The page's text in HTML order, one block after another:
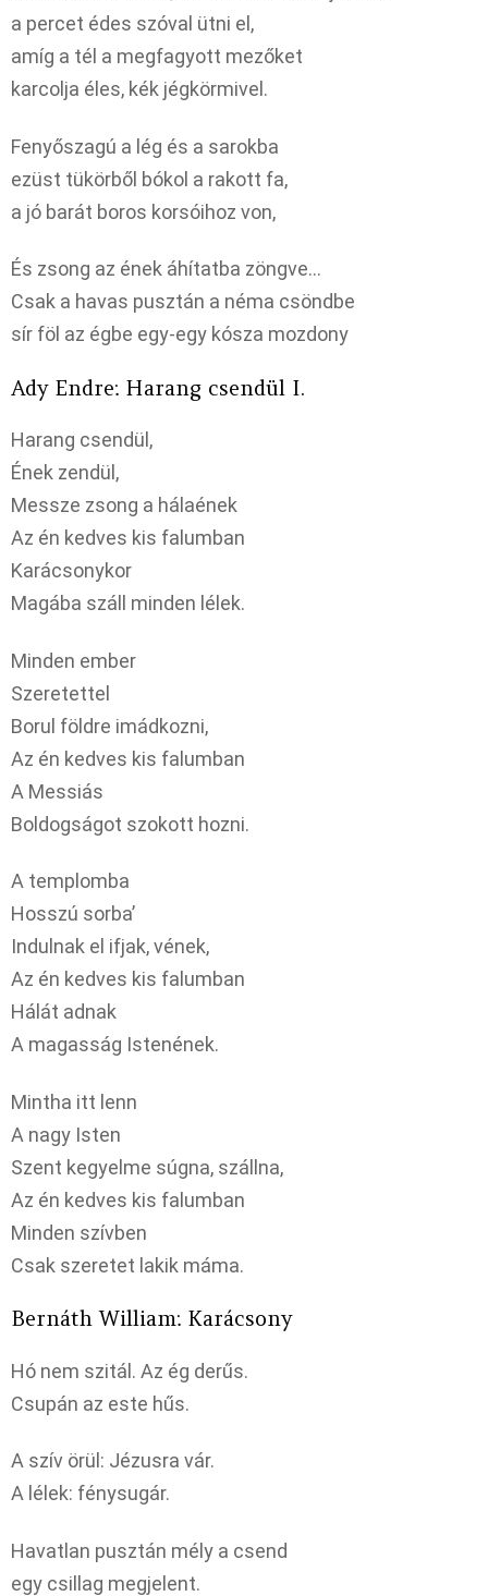
a percet édes szóval ütni el,
amíg a tél a megfagyott mezőket
karcolja éles, kék jégkörmivel.
Fenyőszagú a lég és a sarokba
ezüst tükörből bókol a rakott fa,
a jó barát boros korsóihoz von,
És zsong az ének áhítatba zöngve…
Csak a havas pusztán a néma csöndbe
sír föl az égbe egy-egy kósza mozdony
Ady Endre: Harang csendül I.
Harang csendül,
Ének zendül,
Messze zsong a hálaének
Az én kedves kis falumban
Karácsonykor
Magába száll minden lélek.
Minden ember
Szeretettel
Borul földre imádkozni,
Az én kedves kis falumban
A Messiás
Boldogságot szokott hozni.
A templomba
Hosszú sorba’
Indulnak el ifjak, vének,
Az én kedves kis falumban
Hálát adnak
A magasság Istenének.
Mintha itt lenn
A nagy Isten
Szent kegyelme súgna, szállna,
Az én kedves kis falumban
Minden szívben
Csak szeretet lakik máma.
Bernáth William: Karácsony
Hó nem szitál. Az ég derűs.
Csupán az este hűs.
A szív örül: Jézusra vár.
A lélek: fénysugár.
Havatlan pusztán mély a csend
egy csillag megjelent.